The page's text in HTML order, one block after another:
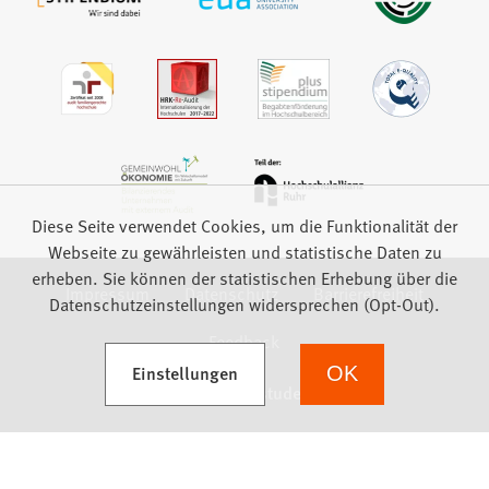
Impressum Datenschutz
Barrierefreiheit
Feedback
Diese Seite verwendet Cookies, um die Funktionalität der
Webseite zu gewährleisten und statistische Daten zu
erheben. Sie können der statistischen Erhebung über die
Datenschutzeinstellungen widersprechen (Opt-Out).
Einstellungen
(Öffnet in einem neuen Tab) OK